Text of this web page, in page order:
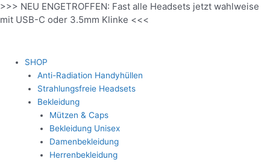
Zum
Inhalt
>>> NEU ENGETROFFEN: Fast alle Headsets jetzt wahlweise
mit USB-C oder 3.5mm Klinke <<<
SHOP
Anti-Radiation Handyhüllen
Strahlungsfreie Headsets
Bekleidung
Mützen & Caps
Bekleidung Unisex
Damenbekleidung
Herrenbekleidung